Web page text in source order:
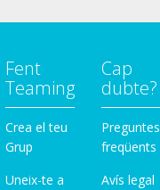
Fent
Teaming
Crea el teu
Grup
Uneix-te a
Cap
dubte?
Preguntes
freqüents
Avís legal